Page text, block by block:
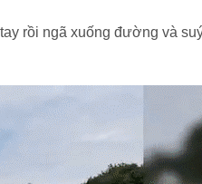
rồi ngã xuống đường và